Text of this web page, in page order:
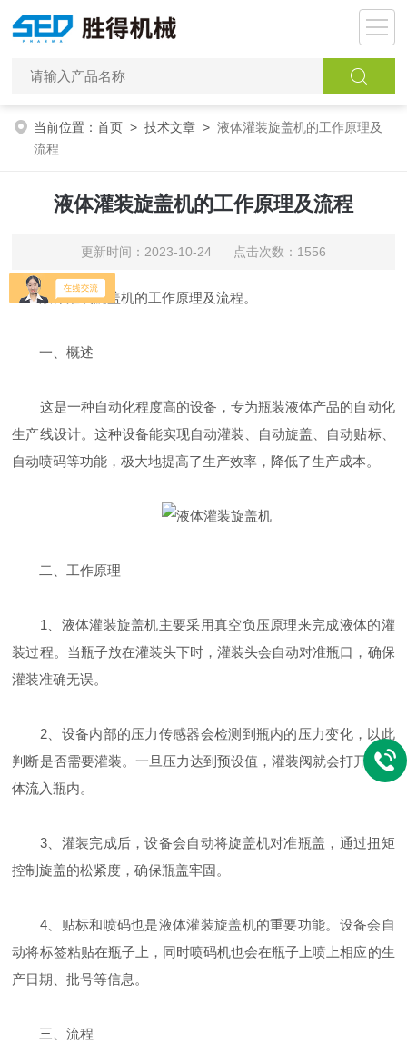
当前位置：首页 >技术文章 >液体灌装旋盖机的工作原理及
流程
液体灌装旋盖机的工作原理及流程
更新时间：2023-10-24 点击次数：1556
液体灌装旋盖机的工作原理及流程。
一、概述
这是一种自动化程度高的设备，专为瓶装液体产品的自动化
生产线设计。这种设备能实现自动灌装、自动旋盖、自动贴标、
自动喷码等功能，极大地提高了生产效率，降低了生产成本。
二、工作原理
1、液体灌装旋盖机主要采用真空负压原理来完成液体的灌
装过程。当瓶子放在灌装头下时，灌装头会自动对准瓶口，确保
灌装准确无误。
2、设备内部的压力传感器会检测到瓶内的压力变化，以此
判断是否需要灌装。一旦压力达到预设值，灌装阀就会打开，液
体流入瓶内。
3、灌装完成后，设备会自动将旋盖机对准瓶盖，通过扭矩
控制旋盖的松紧度，确保瓶盖牢固。
4、贴标和喷码也是液体灌装旋盖机的重要功能。设备会自
动将标签粘贴在瓶子上，同时喷码机也会在瓶子上喷上相应的生
产日期、批号等信息。
三、流程